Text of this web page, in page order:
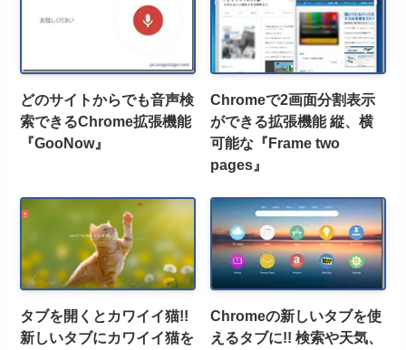
どのサイトからでも音声検
索できるChrome拡張機能
『GooNow』
Chromeで2画面分割表示
ができる拡張機能 縦、横
可能な『Frame two
pages』
タブを開くとカワイイ猫!!
新しいタブにカワイイ猫を
Chromeの新しいタブを使
えるタブに!! 検索や天気、